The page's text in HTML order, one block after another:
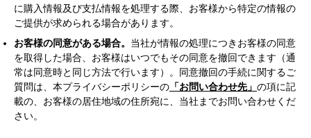
に購入情報及び支払情報を処理する際、お客様から特定の情報の
ご提供が求められる場合があります。
お客様の同意がある場合。 当社が情報の処理につきお客様の同意
を取得した場合、お客様はいつでもその同意を撤回できます（通
常は同意時と同じ方法で行います）。同意撤回の手続に関するご
質問は、本プライバシーポリシーの 「お問い合わせ先」 の項に記
載の、お客様の居住地域の住所宛に、当社までお問い合わせくだ
さい。